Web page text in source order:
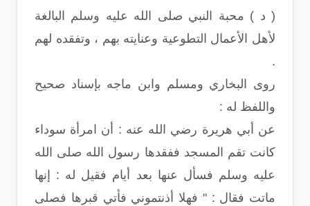
( د ) محبة النبي صلى الله عليه وسلم البالغة
لأهل الأعمال التطوعية وعنايته بهم ، وتفقده لهم
.
روى البخاري ومسلم وابن ماجه بإسناد صحيح
واللفظ له :
عن أبي هريرة رضي الله عنه : أن امرأة سوداء
كانت تقم المسجد ففقدها رسول الله صلى الله
عليه وسلم فسأل عنها بعد أيام فقيل له : إنها
ماتت فقال : " فهلا أذنتموني فأتي قبرها فصلى